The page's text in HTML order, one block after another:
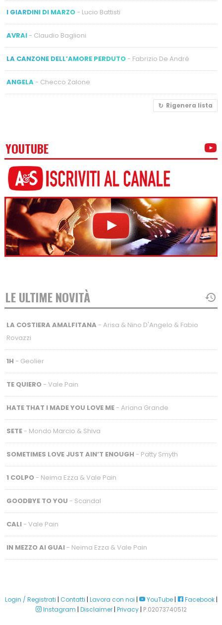
I GIARDINI DI MARZO- Lucio Battisti
AVRAI- Claudio Baglioni
LA CANZONE DELL’AMORE PERDUTO- Fabrizio De André
ANGELA- Checco Zalone
Rigenera lista
YOUTUBE
LE ULTIME NOVITÀ
LA COSTIERA AMALFITANA - Arisa & Nino D'Angelo & Fabio
Rovazzi
1H - Geolier
TE QUIERO- Vale Pain
HATE THAT I MADE YOU LOVE ME- Ariana Grande
SETE- Mondo Marcio & Shiva
SOMETIMES LOVE JUST AIN’T ENOUGH - Patty Smyth
1 COLPO- Neima Ezza & Vale Pain
GOODBYE TO YOU - Scandal
CALI- Vale Pain
IN MEZZO AI GUAI- Neima Ezza & Vale Pain
Login / Registrati | Contatti | Lavora con noi | YouTube| Facebook|
Instagram | Disclaimer| Privacy| P.02073740512